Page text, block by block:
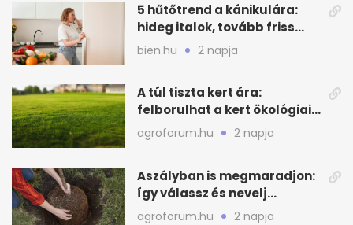
5 hűtőtrend a kánikulára:
hideg italok, tovább friss
alapanyagok
bien.hu 2 napja
A túl tiszta kert ára:
felborulhat a kert ökológiai
egyensúlya
agroforum.hu 2 napja
Aszályban is megmaradjon:
így válassz és nevelj
gyümölcsfát
agroforum.hu 2 napja